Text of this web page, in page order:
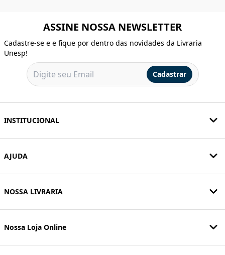
ASSINE NOSSA NEWSLETTER
Cadastre-se e e fique por dentro das novidades da Livraria
Unesp!
Cadastrar
INSTITUCIONAL
AJUDA
NOSSA LIVRARIA
Nossa Loja Online